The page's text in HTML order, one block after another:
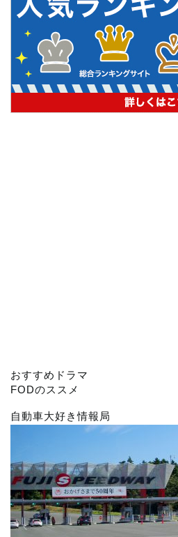
おすすめドラマ
自動車大好き情報局